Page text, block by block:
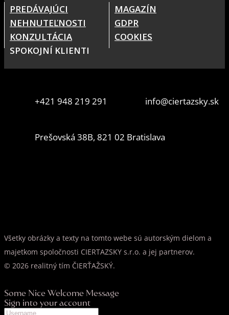
PREDÁVAJÚCI
NEHNUTEĽNOSTI
KONZULTÁCIA
SPOKOJNÍ KLIENTI
MAGAZÍN
GDPR
COOKIES
+421 948 219 291 info@ciertazsky.sk
Prešovská 38B, 821 02 Bratislava
Všetky obrázky a texty na tomto webe sú autorským dielom a
majetkom spoločnosti CIERTAZSKY s.r.o. a jej partnerov.
© 2026 realitný tím ČIERŤAŽSKÝ.
Some Nice Welcome Message
Sign into your account